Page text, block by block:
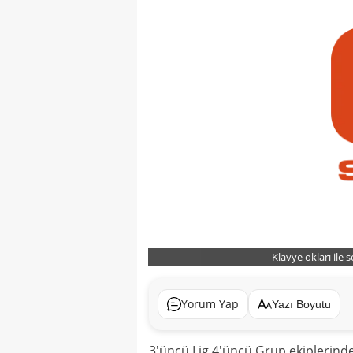
Klavye okları ile
Yorum Yap Yazı Boyutu